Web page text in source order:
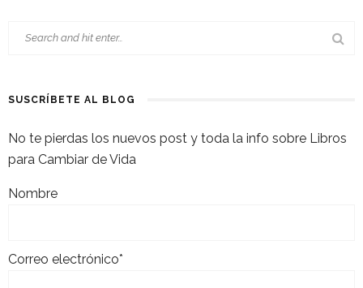
SUSCRÍBETE AL BLOG
No te pierdas los nuevos post y toda la info sobre Libros
para Cambiar de Vida
Nombre
Correo electrónico*